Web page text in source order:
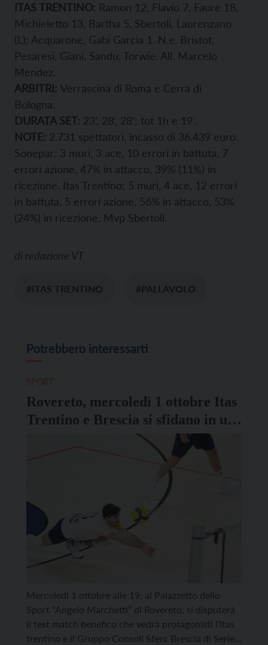
ITAS TRENTINO: Ramon 12, Flavio 7, Faure 18,
Michieletto 13, Bartha 5, Sbertoli, Laurenzano
(L); Acquarone, Gabi Garcia 1. N.e. Bristot,
Pesaresi, Giani, Sandu, Torwie. All. Marcelo
Mendez.
ARBITRI: Verrascina di Roma e Cerra di
Bologna.
DURATA SET: 23’, 28’, 28’; tot 1h e 19’.
NOTE: 2.731 spettatori, incasso di 36.439 euro.
Sonepar: 3 muri, 3 ace, 10 errori in battuta, 7
errori azione, 47% in attacco, 39% (11%) in
ricezione. Itas Trentino: 5 muri, 4 ace, 12 errori
in battuta, 5 errori azione, 56% in attacco, 53%
(24%) in ricezione. Mvp Sbertoli.
di redazione VT
#ITAS TRENTINO #PALLAVOLO
Potrebbero interessarti
Rovereto, mercoledì 1 ottobre Itas
Trentino e Brescia si sfidano in un
Mercoledì 1 ottobre alle 19, al Palazzetto dello
Sport “Angelo Marchetti” di Rovereto, si disputerà
il test match benefico che vedrà protagonisti l’Itas
trentino e il Gruppo Consoli Sferc Brescia di Serie